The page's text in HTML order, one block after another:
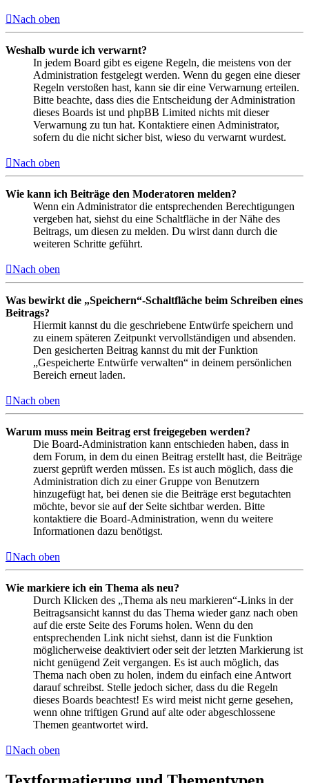
Nach oben
Weshalb wurde ich verwarnt?
In jedem Board gibt es eigene Regeln, die meistens von der
Administration festgelegt werden. Wenn du gegen eine dieser
Regeln verstoßen hast, kann sie dir eine Verwarnung erteilen.
Bitte beachte, dass dies die Entscheidung der Administration
dieses Boards ist und phpBB Limited nichts mit dieser
Verwarnung zu tun hat. Kontaktiere einen Administrator,
sofern du die nicht sicher bist, wieso du verwarnt wurdest.
Nach oben
Wie kann ich Beiträge den Moderatoren melden?
Wenn ein Administrator die entsprechenden Berechtigungen
vergeben hat, siehst du eine Schaltfläche in der Nähe des
Beitrags, um diesen zu melden. Du wirst dann durch die
weiteren Schritte geführt.
Nach oben
Was bewirkt die „Speichern“-Schaltfläche beim Schreiben eines
Beitrags?
Hiermit kannst du die geschriebene Entwürfe speichern und
zu einem späteren Zeitpunkt vervollständigen und absenden.
Den gesicherten Beitrag kannst du mit der Funktion
„Gespeicherte Entwürfe verwalten“ in deinem persönlichen
Bereich erneut laden.
Nach oben
Warum muss mein Beitrag erst freigegeben werden?
Die Board-Administration kann entschieden haben, dass in
dem Forum, in dem du einen Beitrag erstellt hast, die Beiträge
zuerst geprüft werden müssen. Es ist auch möglich, dass die
Administration dich zu einer Gruppe von Benutzern
hinzugefügt hat, bei denen sie die Beiträge erst begutachten
möchte, bevor sie auf der Seite sichtbar werden. Bitte
kontaktiere die Board-Administration, wenn du weitere
Informationen dazu benötigst.
Nach oben
Wie markiere ich ein Thema als neu?
Durch Klicken des „Thema als neu markieren“-Links in der
Beitragsansicht kannst du das Thema wieder ganz nach oben
auf die erste Seite des Forums holen. Wenn du den
entsprechenden Link nicht siehst, dann ist die Funktion
möglicherweise deaktiviert oder seit der letzten Markierung ist
nicht genügend Zeit vergangen. Es ist auch möglich, das
Thema nach oben zu holen, indem du einfach eine Antwort
darauf schreibst. Stelle jedoch sicher, dass du die Regeln
dieses Boards beachtest! Es wird meist nicht gerne gesehen,
wenn ohne triftigen Grund auf alte oder abgeschlossene
Themen geantwortet wird.
Nach oben